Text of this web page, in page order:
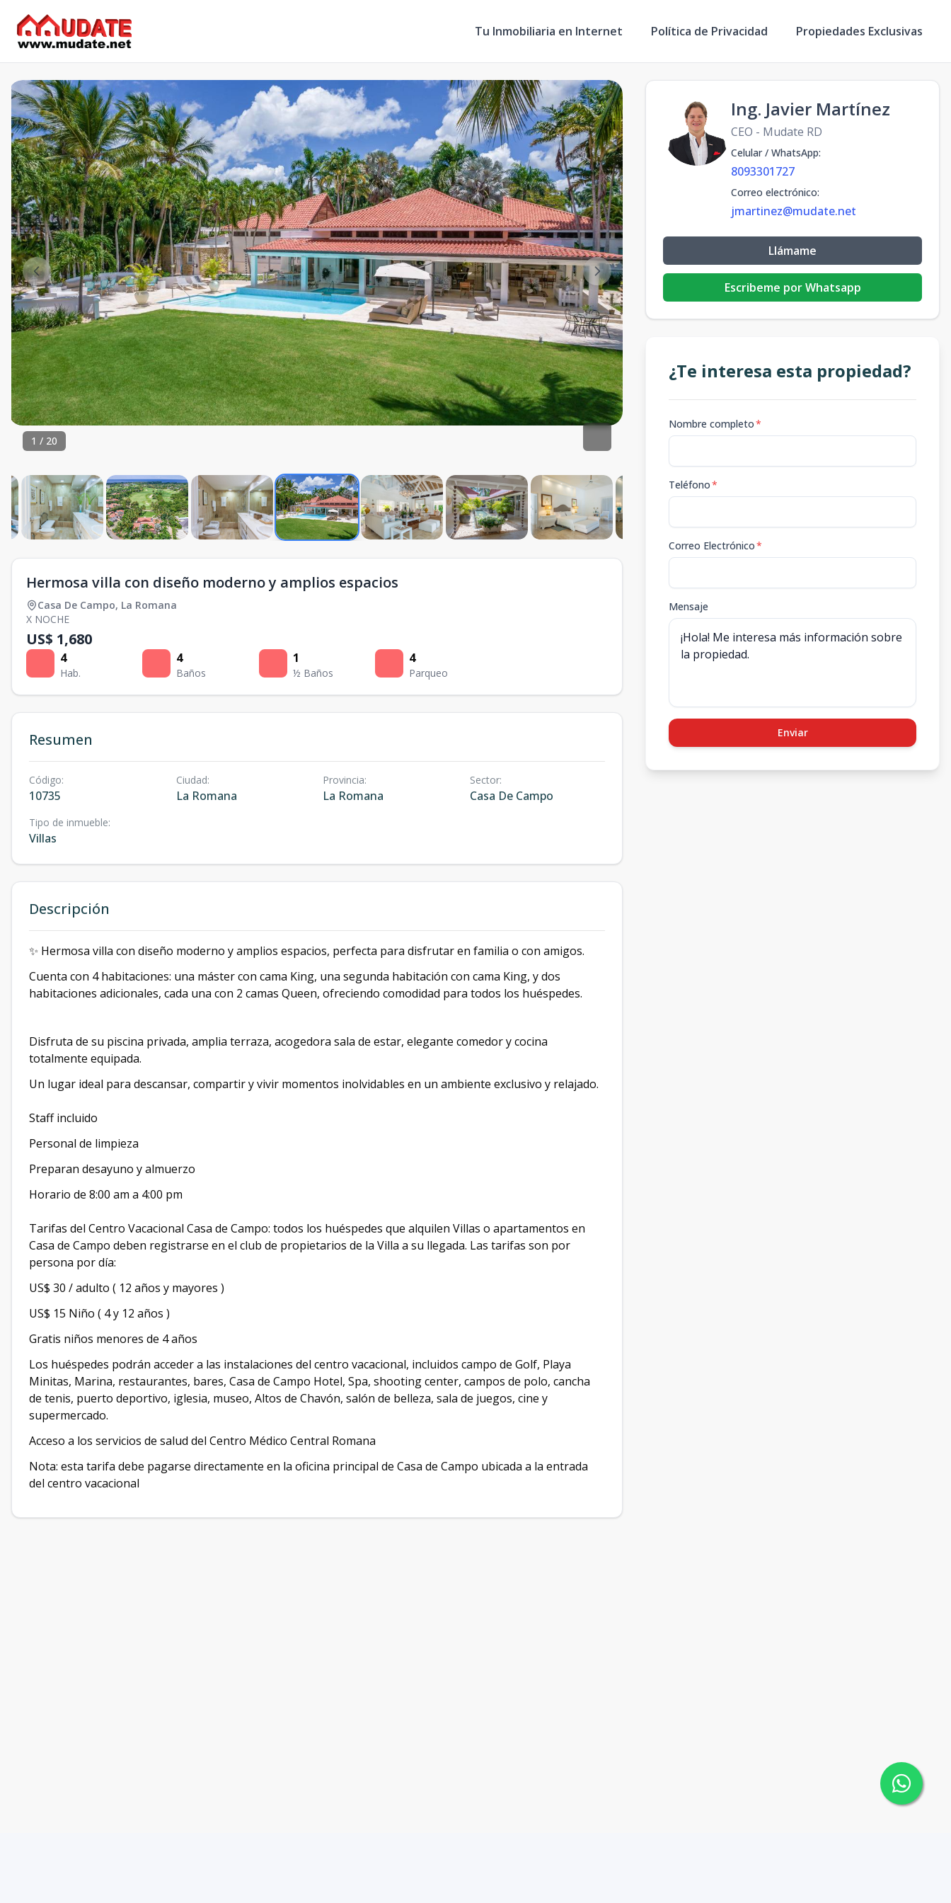
Tu Inmobiliaria en Internet Política de Privacidad Propiedades Exclusivas
1 / 20
Hermosa villa con diseño moderno y amplios espacios
Casa De Campo, La Romana
X NOCHE
US$ 1,680
4
Hab.
4
Baños
1
½ Baños
4
Parqueo
Resumen
Código:
10735
Ciudad:
La Romana
Provincia:
La Romana
Sector:
Casa De Campo
Tipo de inmueble:
Villas
Descripción
✨ Hermosa villa con diseño moderno y amplios espacios, perfecta para disfrutar en familia o con amigos.
Cuenta con 4 habitaciones: una máster con cama King, una segunda habitación con cama King, y dos
habitaciones adicionales, cada una con 2 camas Queen, ofreciendo comodidad para todos los huéspedes.
Disfruta de su piscina privada, amplia terraza, acogedora sala de estar, elegante comedor y cocina
totalmente equipada.
Un lugar ideal para descansar, compartir y vivir momentos inolvidables en un ambiente exclusivo y relajado.
Staff incluido
Personal de limpieza
Preparan desayuno y almuerzo
Horario de 8:00 am a 4:00 pm
Tarifas del Centro Vacacional Casa de Campo: todos los huéspedes que alquilen Villas o apartamentos en
Casa de Campo deben registrarse en el club de propietarios de la Villa a su llegada. Las tarifas son por
persona por día:
US$ 30 / adulto ( 12 años y mayores )
US$ 15 Niño ( 4 y 12 años )
Gratis niños menores de 4 años
Los huéspedes podrán acceder a las instalaciones del centro vacacional, incluidos campo de Golf, Playa
Minitas, Marina, restaurantes, bares, Casa de Campo Hotel, Spa, shooting center, campos de polo, cancha
de tenis, puerto deportivo, iglesia, museo, Altos de Chavón, salón de belleza, sala de juegos, cine y
supermercado.
Acceso a los servicios de salud del Centro Médico Central Romana
Nota: esta tarifa debe pagarse directamente en la oficina principal de Casa de Campo ubicada a la entrada
del centro vacacional
Ing. Javier Martínez
CEO - Mudate RD
Celular / WhatsApp:
8093301727
Correo electrónico:
jmartinez@mudate.net
Llámame
Escribeme por Whatsapp
¿Te interesa esta propiedad?
Nombre completo*
Teléfono*
Correo Electrónico*
Mensaje
Enviar